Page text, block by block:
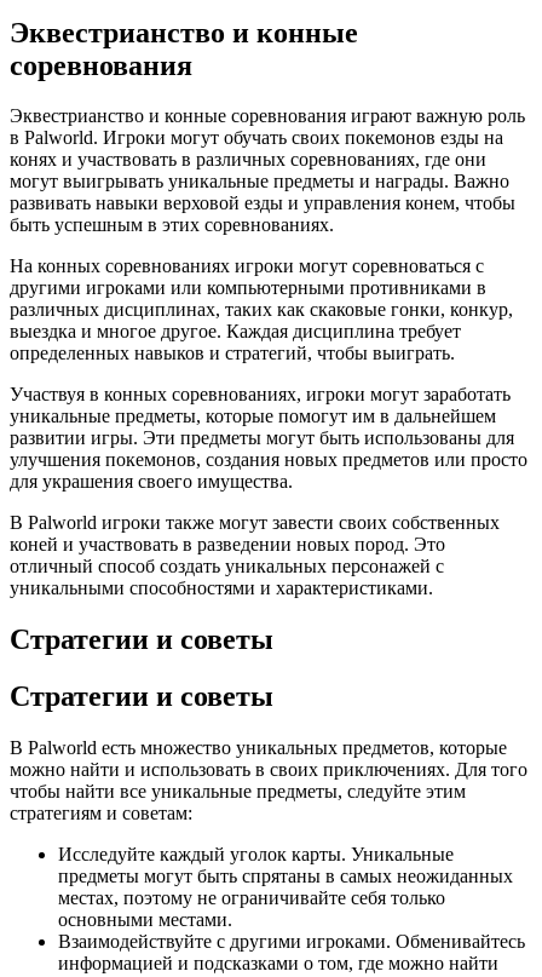
Эквестрианство и конные
соревнования
Эквестрианство и конные соревнования играют важную роль
в Palworld. Игроки могут обучать своих покемонов езды на
конях и участвовать в различных соревнованиях, где они
могут выигрывать уникальные предметы и награды. Важно
развивать навыки верховой езды и управления конем, чтобы
быть успешным в этих соревнованиях.
На конных соревнованиях игроки могут соревноваться с
другими игроками или компьютерными противниками в
различных дисциплинах, таких как скаковые гонки, конкур,
выездка и многое другое. Каждая дисциплина требует
определенных навыков и стратегий, чтобы выиграть.
Участвуя в конных соревнованиях, игроки могут заработать
уникальные предметы, которые помогут им в дальнейшем
развитии игры. Эти предметы могут быть использованы для
улучшения покемонов, создания новых предметов или просто
для украшения своего имущества.
В Palworld игроки также могут завести своих собственных
коней и участвовать в разведении новых пород. Это
отличный способ создать уникальных персонажей с
уникальными способностями и характеристиками.
Стратегии и советы
Стратегии и советы
В Palworld есть множество уникальных предметов, которые
можно найти и использовать в своих приключениях. Для того
чтобы найти все уникальные предметы, следуйте этим
стратегиям и советам:
Исследуйте каждый уголок карты. Уникальные
предметы могут быть спрятаны в самых неожиданных
местах, поэтому не ограничивайте себя только
основными местами.
Взаимодействуйте с другими игроками. Обменивайтесь
информацией и подсказками о том, где можно найти